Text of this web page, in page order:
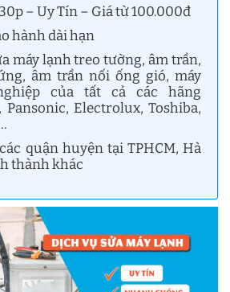
– Uy Tín – Giá từ 100.000đ
hành dài hạn
máy lạnh treo tường, âm trần,
âm trần nối ống gió, máy
của tất cả các hãng
Pansonic, Electrolux, Toshiba,
quận huyện tại TPHCM, Hà
thành khác